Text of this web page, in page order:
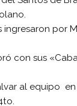
ingresaron por
con sus
al equipo